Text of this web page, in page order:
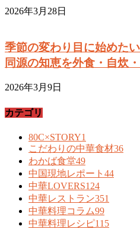
2026年3月28日
季節の変わり目に始めた
同源の知恵を外食・自炊
2026年3月9日
カテゴリ
80C×STORY1
こだわりの中華食材36
わかば食堂49
中国現地レポート 44
中華LOVERS124
中華レストラン351
中華料理コラム99
中華料理レシピ115